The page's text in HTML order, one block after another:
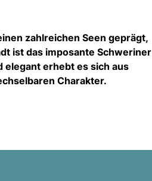
zahlreichen Seen geprägt,
ist das imposante Schweriner
elegant erhebt es sich aus
Charakter.